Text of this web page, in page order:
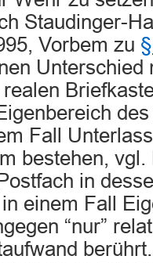
Staudinger-
Vorbem zu
Unterschied
Fall
bestehen,
in
einem Fall
“nur”